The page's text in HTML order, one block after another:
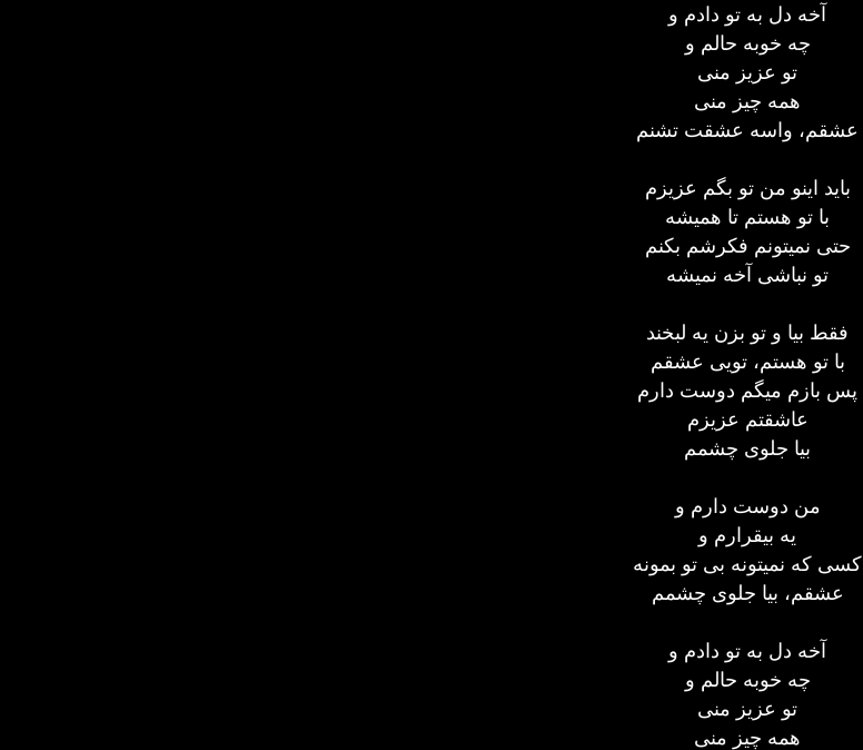
آخه دل به تو دادم و
چه خوبه حالم و
تو عزیز منی
همه چیز منی
عشقم، واسه عشقت تشنم
باید اینو من تو بگم عزیزم
با تو هستم تا همیشه
حتی نمیتونم فکرشم بکنم
تو نباشی آخه نمیشه
فقط بیا و تو بزن یه لبخند
با تو هستم، تویی عشقم
پس بازم میگم دوست دارم
عاشقتم عزیزم
بیا جلوی چشمم
من دوست دارم و
یه بیقرارم و
کسی که نمیتونه بی تو بمونه
عشقم، بیا جلوی چشمم
آخه دل به تو دادم و
چه خوبه حالم و
تو عزیز منی
همه چیز منی